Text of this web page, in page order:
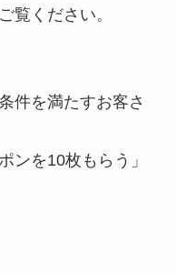
覧ください。
件を満たすお客さ
ンを10枚もらう」